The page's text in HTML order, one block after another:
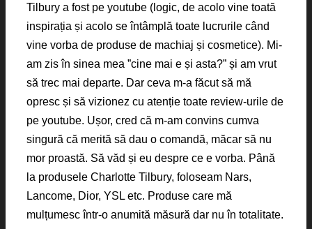
Tilbury a fost pe youtube (logic, de acolo vine toată
inspirația și acolo se întâmplă toate lucrurile când
vine vorba de produse de machiaj și cosmetice). Mi-
am zis în sinea mea ”cine mai e și asta?” și am vrut
să trec mai departe. Dar ceva m-a făcut să mă
opresc și să vizionez cu atenție toate review-urile de
pe youtube. Ușor, cred că m-am convins cumva
singură că merită să dau o comandă, măcar să nu
mor proastă. Să văd și eu despre ce e vorba. Până
la produsele Charlotte Tilbury, foloseam Nars,
Lancome, Dior, YSL etc. Produse care mă
mulțumesc într-o anumită măsură dar nu în totalitate.